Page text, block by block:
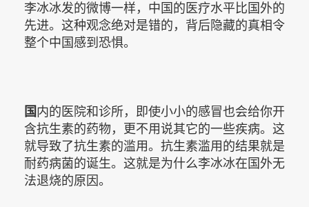
李冰冰发的微博一样，中国的医疗水平比国外的
先进。这种观念绝对是错的，背后隐藏的真相令
整个中国感到恐惧。
国内的医院和诊所，即使小小的感冒也会给你开
含抗生素的药物，更不用说其它的一些疾病。这
就导致了抗生素的滥用。抗生素滥用的结果就是
耐药病菌的诞生。这就是为什么李冰冰在国外无
法退烧的原因。